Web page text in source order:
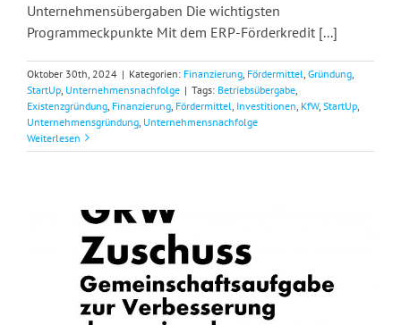
Unternehmensübergaben Die wichtigsten
Programmeckpunkte Mit dem ERP-Förderkredit [...]
Oktober 30th, 2024 | Kategorien: Finanzierung Fördermittel Gründung
StartUp Unternehmensnachfolge | Tags: Betriebsübergabe
Existenzgründung Finanzierung Fördermittel Investitionen KfW, StartUp
Unternehmensgründung Unternehmensnachfolge
Weiterlesen